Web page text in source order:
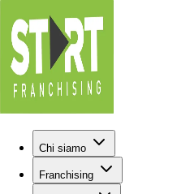
Chi siamo
Franchising